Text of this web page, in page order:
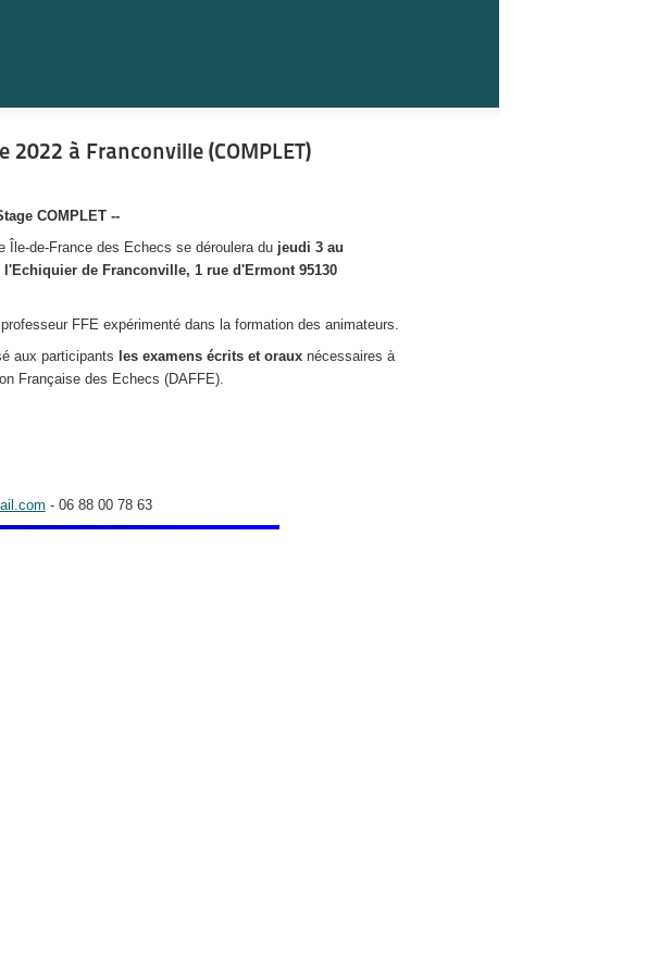
2022 à Franconville (COMPLET)
COMPLET --
Île-de-France des Echecs se déroulera du jeudi 3 au
l'Echiquier de Franconville, 1 rue d'Ermont 95130
FFE expérimenté dans la formation des animateurs.
aux participants les examens écrits et orauxnécessaires à
Française des Echecs (DAFFE).
- 06 88 00 78 63